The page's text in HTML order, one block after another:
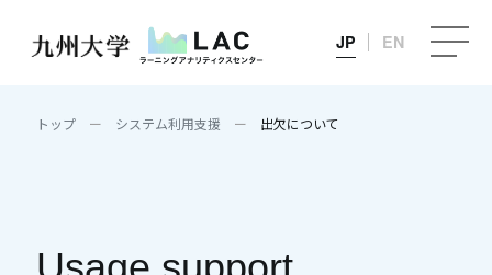
JP EN
トップ システム利用支援 出欠について